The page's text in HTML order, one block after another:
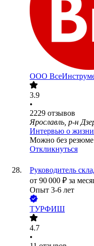
ООО
3.9
•
2229 отзывов
Ярославль, р-н
Интервью о
Можно без резюме
Откликнуться
Руководитель
от 90 000 ₽ за
Опыт 3-6 лет
ТУРФИШ
4.7
•